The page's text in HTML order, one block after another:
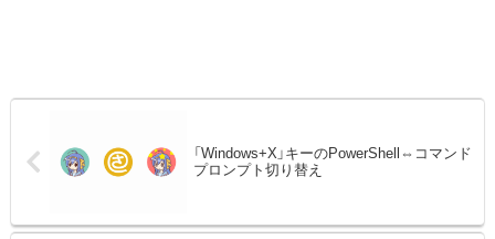
「Windows+X」キーのPowerShell⇔コマンド
プロンプト切り替え